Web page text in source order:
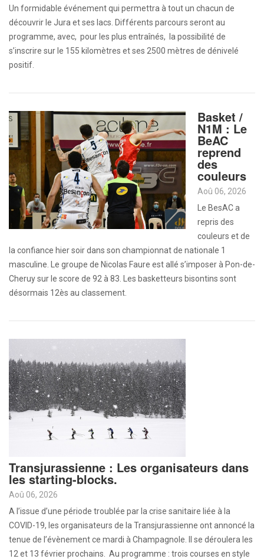
Un formidable événement qui permettra à tout un chacun de
découvrir le Jura et ses lacs. Différents parcours seront au
programme, avec, pour les plus entraînés, la possibilité de
s’inscrire sur le 155 kilomètres et ses 2500 mètres de dénivelé
positif.
Basket /
N1M : Le
BeAC
reprend
des
couleurs
Aoû 06, 2026
Le BesAC a
repris des
couleurs et de
la confiance hier soir dans son championnat de nationale 1
masculine. Le groupe de Nicolas Faure est allé s’imposer à Pon-de-
Cheruy sur le score de 92 à 83. Les basketteurs bisontins sont
désormais 12ès au classement.
Transjurassienne : Les organisateurs dans
les starting-blocks.
Aoû 06, 2026
A l’issue d’une période troublée par la crise sanitaire liée à la
COVID-19, les organisateurs de la Transjurassienne ont annoncé la
tenue de l’évènement ce mardi à Champagnole. Il se déroulera les
12 et 13 février prochains. Au programme : trois courses en style